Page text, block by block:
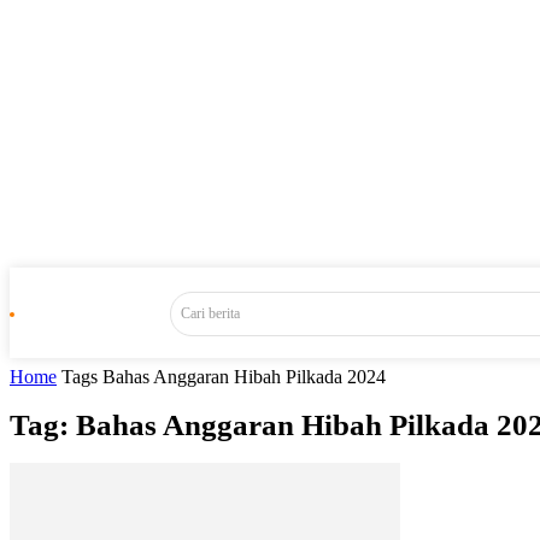
Cari berita
Home Tags Bahas Anggaran Hibah Pilkada 2024
Tag: Bahas Anggaran Hibah Pilkada